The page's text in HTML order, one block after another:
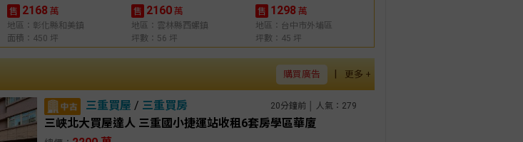
售 2168 萬
地區：彰化縣和美鎮
面積：450 坪
售 2160 萬
地區：雲林縣西螺鎮
坪數：56 坪
售 1298 萬
地區：台中市外埔區
坪數：45 坪
更多 +
購買廣告
三重買屋 / 三重買房 20分鐘前 │ 人氣：279
三峽北大買屋達人 三重國小捷運站收租6套房學區華廈